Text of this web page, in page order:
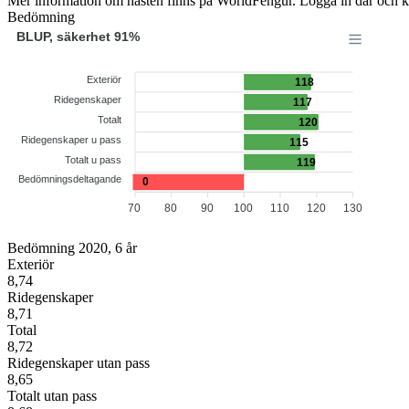
Bedömning
118
117
120
115
119
0
Exteriör
Ridegenskaper
Totalt
Ridegenskaper u pass
Totalt u pass
Bedömningsdeltagande
130
120
110
100
90
80
70
BLUP, säkerhet 91%
Bedömning 2020, 6 år
Exteriör
8,74
Ridegenskaper
8,71
Total
8,72
Ridegenskaper utan pass
8,65
Totalt utan pass